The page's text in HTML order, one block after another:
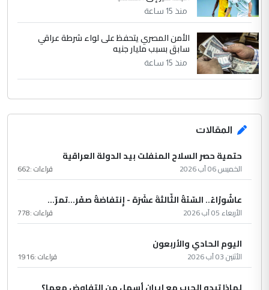
منذ 15 ساعة
الأمن المصري يتحفظ على لواء شرطة عراقي
سابق بسبب مليار جنيه
منذ 15 ساعة
المقالات
حتمية حصر السلاح المنفلت بيد الدولة العراقية
الخميس 06 آب 2026 قراءات :662
عاشُورْاءُ.. السّنَةُ الثّالثةَ عشَرَة - إِنتفاضةُ صفَر…تمرّ...
الأربعاء 05 آب 2026 قراءات :778
اليوم الحادي والأربعون
الأثنين 03 آب 2026 قراءات :1916